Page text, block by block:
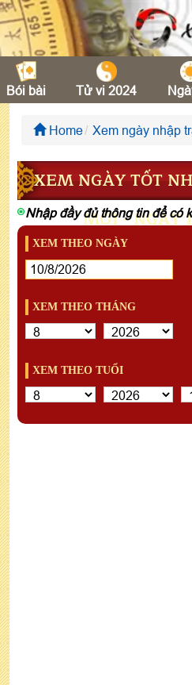
Bói bài Tử vi 2024
Home Xem ngày nhập
XEM NGÀY TỐT
MỚI - NGÀY
Nhập đầy đủ thông tin để có
XEM THEO NGÀY
XEM THEO THÁNG
XEM THEO TUỔI